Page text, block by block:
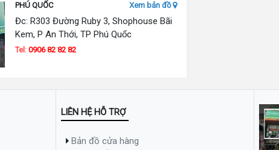
PHÚ QUỐC Xem bản đồ
Đc: R303 Đường Ruby 3, Shophouse Bãi
Kem, P An Thới, TP Phú Quốc
Tel:0906 82 82 82
LIÊN HỆ HỖ TRỢ
Bản đồ cửa hàng